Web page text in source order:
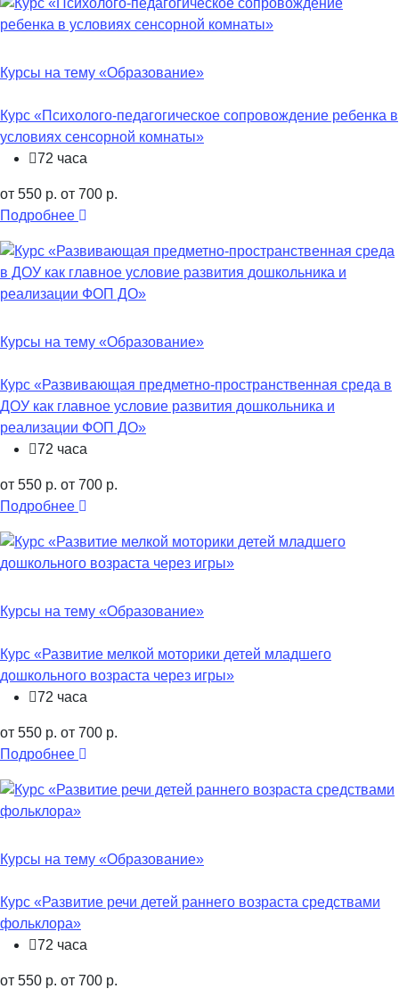
Курсы на тему «Образование»
Курс «Психолого-педагогическое сопровождение ребенка в
условиях сенсорной комнаты»
72 часа
от 550 р. от 700 р.
Подробнее
Курсы на тему «Образование»
Курс «Развивающая предметно-пространственная среда в
ДОУ как главное условие развития дошкольника и
реализации ФОП ДО»
72 часа
от 550 р. от 700 р.
Подробнее
Курсы на тему «Образование»
Курс «Развитие мелкой моторики детей младшего
дошкольного возраста через игры»
72 часа
от 550 р. от 700 р.
Подробнее
Курсы на тему «Образование»
Курс «Развитие речи детей раннего возраста средствами
фольклора»
72 часа
от 550 р. от 700 р.